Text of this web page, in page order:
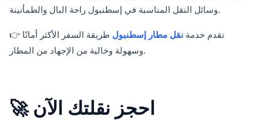
وسائل النقل المناسبة في إسطنبول راحة البال والطمأنينة.
👉 تقدم خدمة نقل مطار إسطنبول طريقة السفر الأكثر أمانًا
وسهولة وخالية من الإجهاد من المطار.
🚀 احجز نقلتك الآن